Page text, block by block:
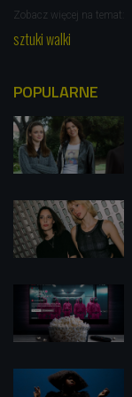
Zobacz więcej na temat:
sztuki walki
POPULARNE